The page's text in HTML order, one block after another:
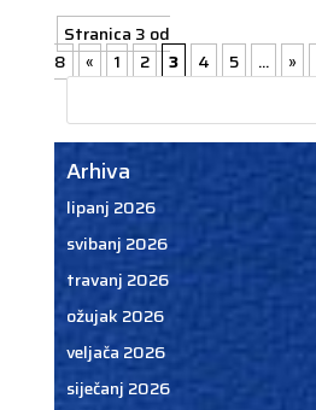
Stranica 3 od
8
« 1 2 3 4 5 ... »
Arhiva
lipanj 2026
svibanj 2026
travanj 2026
ožujak 2026
veljača 2026
siječanj 2026